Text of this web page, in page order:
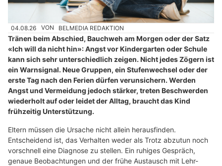
04.08.26 VON BELMEDIA REDAKTION
Tränen beim Abschied, Bauchweh am Morgen oder der Satz
«Ich will da nicht hin»: Angst vor Kindergarten oder Schule
kann sich sehr unterschiedlich zeigen. Nicht jedes Zögern ist
ein Warnsignal. Neue Gruppen, ein Stufenwechsel oder der
erste Tag nach den Ferien dürfen verunsichern. Werden
Angst und Vermeidung jedoch stärker, treten Beschwerden
wiederholt auf oder leidet der Alltag, braucht das Kind
frühzeitig Unterstützung.
Eltern müssen die Ursache nicht allein herausfinden.
Entscheidend ist, das Verhalten weder als Trotz abzutun noch
vorschnell eine Diagnose zu stellen. Ein ruhiges Gespräch,
genaue Beobachtungen und der frühe Austausch mit Lehr-